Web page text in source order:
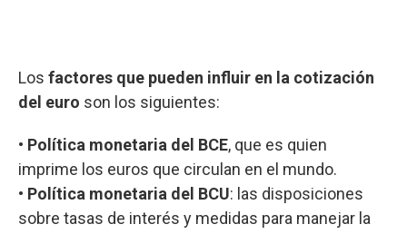
Los factores que pueden influir en la cotización
del euro son los siguientes:
• Política monetaria del BCE, que es quien
imprime los euros que circulan en el mundo.
• Política monetaria del BCU: las disposiciones
sobre tasas de interés y medidas para manejar la